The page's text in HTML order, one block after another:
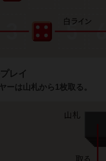
レイ
ーは山札から1枚取る。